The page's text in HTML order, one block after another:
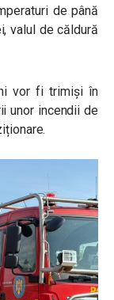
de până
valul de căldură
vor fi trimiși în
unor incendii de